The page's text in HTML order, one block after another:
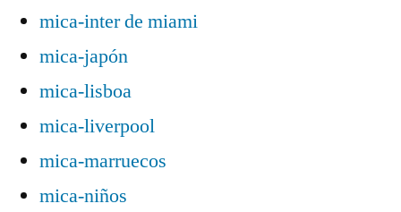
mica-inter de miami
mica-japón
mica-lisboa
mica-liverpool
mica-marruecos
mica-niños